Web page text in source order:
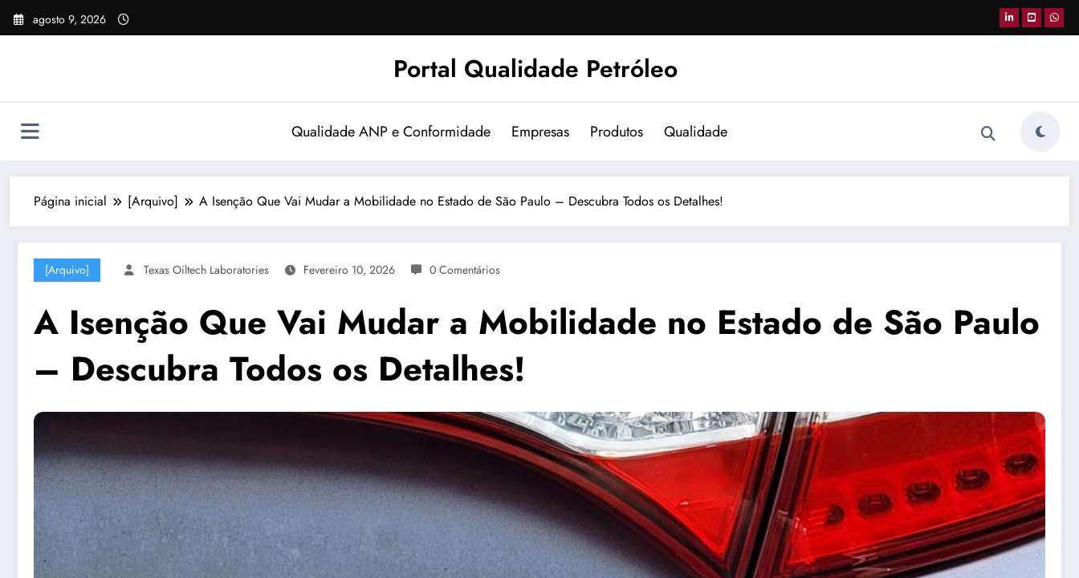
Pular
para
agosto 9, 2026
Portal Qualidade Petróleo
Qualidade ANP e Conformidade Empresas Produtos Qualidade
Página inicial [Arquivo] A Isenção Que Vai Mudar a Mobilidade no Estado de São Paulo – Descubra Todos os Detalhes!
[Arquivo] Texas Oiltech Laboratories Fevereiro 10, 2026 0 Comentários
A Isenção Que Vai Mudar a Mobilidade no Estado de São Paulo
– Descubra Todos os Detalhes!